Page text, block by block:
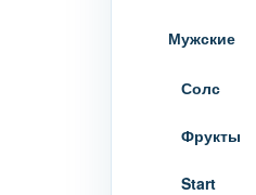
Мужские
Солс
Фрукты
Start